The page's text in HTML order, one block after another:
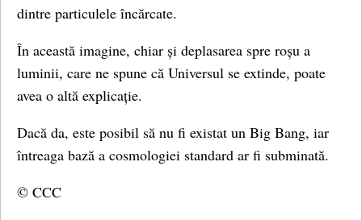
dintre particulele încărcate.
În această imagine, chiar și deplasarea spre roșu a
luminii, care ne spune că Universul se extinde, poate
avea o altă explicație.
Dacă da, este posibil să nu fi existat un Big Bang, iar
întreaga bază a cosmologiei standard ar fi subminată.
© CCC